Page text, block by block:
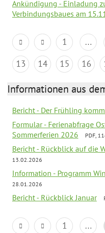
Ankündigung - Einladung
Verbindungsbaues am
1 ...
13
14 15 16
Informationen aus
Bericht - Der Frühling
Formular - Ferienabfrage
Sommerferien 2026
PDF,
Bericht - Rückblick auf die
13.02.2026
Information - Programm
28.01.2026
Bericht - Rückblick Januar
1 ...